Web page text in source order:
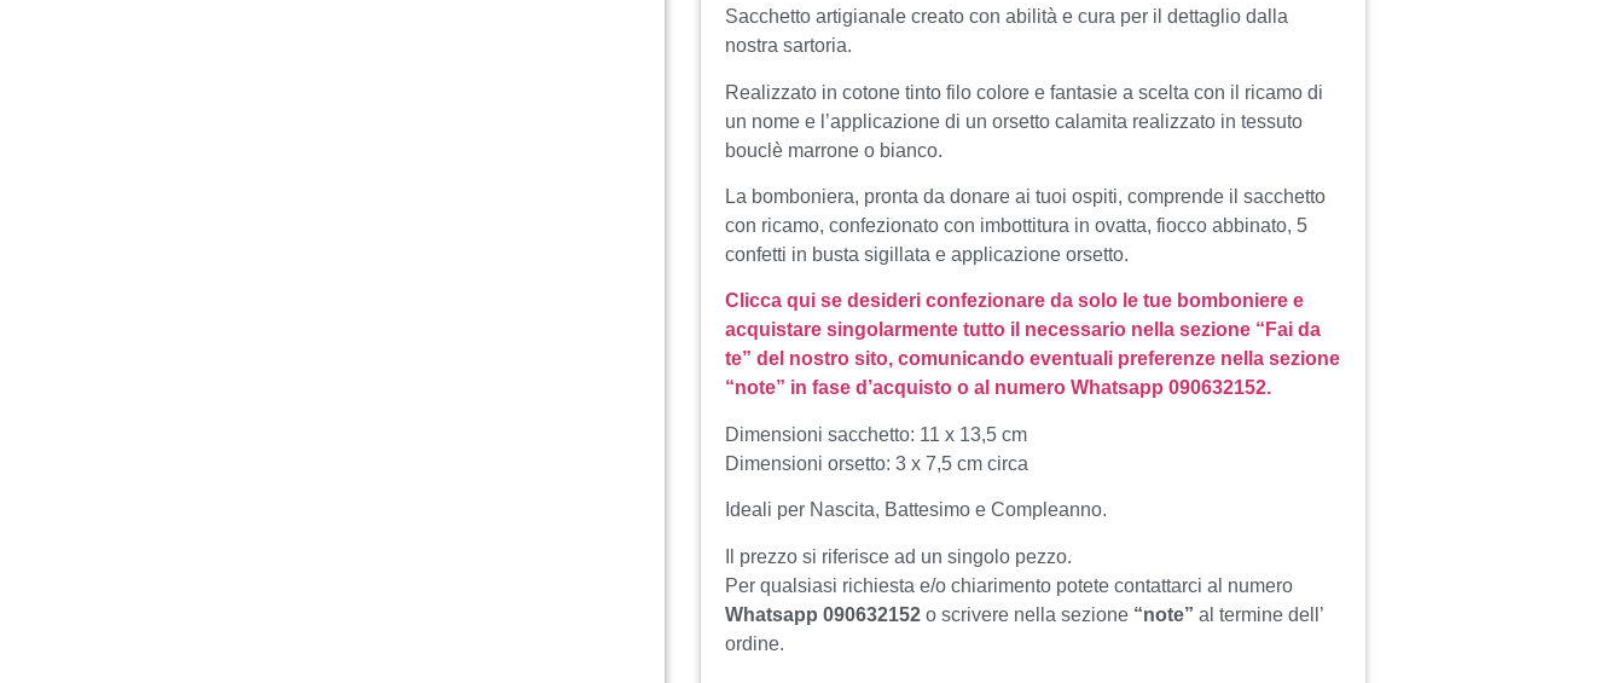
Sacchetto artigianale creato con abilità e cura per il dettaglio dalla
nostra sartoria.
Realizzato in cotone tinto filo colore e fantasie a scelta con il ricamo di
un nome e l’applicazione di un orsetto calamita realizzato in tessuto
bouclè marrone o bianco.
La bomboniera, pronta da donare ai tuoi ospiti, comprende il sacchetto
con ricamo, confezionato con imbottitura in ovatta, fiocco abbinato, 5
confetti in busta sigillata e applicazione orsetto.
Clicca qui se desideri confezionare da solo le tue bomboniere e
acquistare singolarmente tutto il necessario nella sezione “Fai da
te” del nostro sito, comunicando eventuali preferenze nella sezione
“note” in fase d’acquisto o al numero Whatsapp 090632152.
Dimensioni sacchetto: 11 x 13,5 cm
Dimensioni orsetto: 3 x 7,5 cm circa
Ideali per Nascita, Battesimo e Compleanno.
Il prezzo si riferisce ad un singolo pezzo.
Per qualsiasi richiesta e/o chiarimento potete contattarci al numero
Whatsapp 090632152 o scrivere nella sezione “note” al termine dell’
ordine.